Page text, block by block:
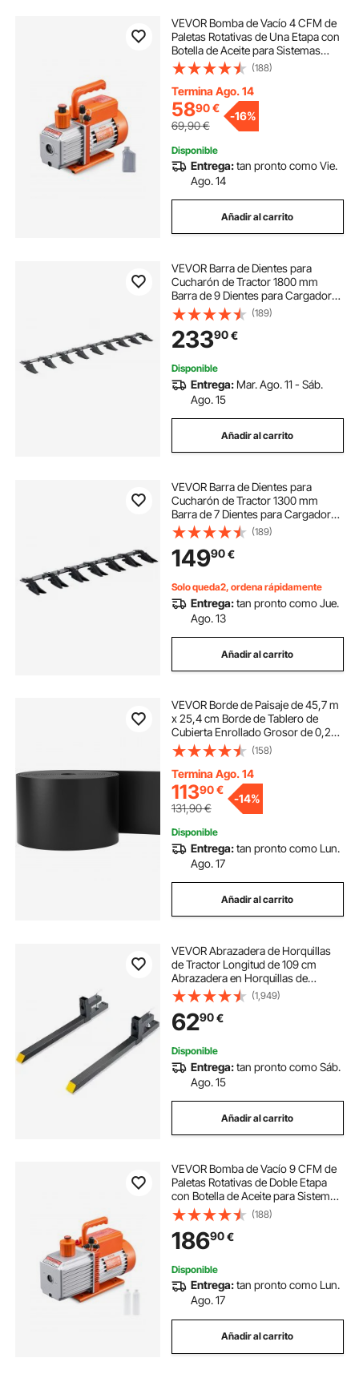
VEVOR Bomba de Vacío 4 CFM de
Paletas Rotativas de Una Etapa con
Botella de Aceite para Sistemas
HVAC, Bomba de Vacío para
Mantenimiento de Aire
Acondicionado Automotriz,
Desgasificación de Resina
(188)
Termina Ago. 14
5890€
69,90€
-16%
Disponible
Entrega:tan pronto como Vie.
Ago. 14
Añadir al carrito
VEVOR Barra de Dientes para
Cucharón de Tractor 1800 mm
Barra de 9 Dientes para Cargador
Tractor Compacto Carga de 2000
kg Atornillada para Excavación
Eficiente del Suelo y Protección del
Cucharón
(189)
23390€
Disponible
Entrega: Mar. Ago. 11 - Sáb.
Ago. 15
Añadir al carrito
VEVOR Barra de Dientes para
Cucharón de Tractor 1300 mm
Barra de 7 Dientes para Cargador
Tractor Compacto Carga de 2000
kg Atornillada para Excavación
Eficiente del Suelo y Protección del
Cucharón
(189)
14990€
Solo queda2, ordena rápidamente
Entrega:tan pronto como Jue.
Ago. 13
Añadir al carrito
VEVOR Borde de Paisaje de 45,7 m
x 25,4 cm Borde de Tablero de
Cubierta Enrollado Grosor de 0,25
cm Borde Flexible para Paisajismo
Borde de Patio para Césped,
Jardín, Control de Malas Hierbas,
Negro
(158)
Termina Ago. 14
11390€
131,90€
-14%
Disponible
Entrega:tan pronto como Lun.
Ago. 17
Añadir al carrito
VEVOR Abrazadera de Horquillas
de Tractor Longitud de 109 cm
Abrazadera en Horquillas de
Paletas Carga de 907 kg Cargador
Frontal de Accesorios para Tractor
Cargador de Cuchara para
Agricultura Granja
(1,949)
6290€
Disponible
Entrega:tan pronto como Sáb.
Ago. 15
Añadir al carrito
VEVOR Bomba de Vacío 9 CFM de
Paletas Rotativas de Doble Etapa
con Botella de Aceite para Sistemas
HVAC, Bomba de Vacío para
Mantenimiento de Aire
Acondicionado Automotriz,
Desgasificación de Resina
(188)
18690€
Disponible
Entrega:tan pronto como Lun.
Ago. 17
Añadir al carrito